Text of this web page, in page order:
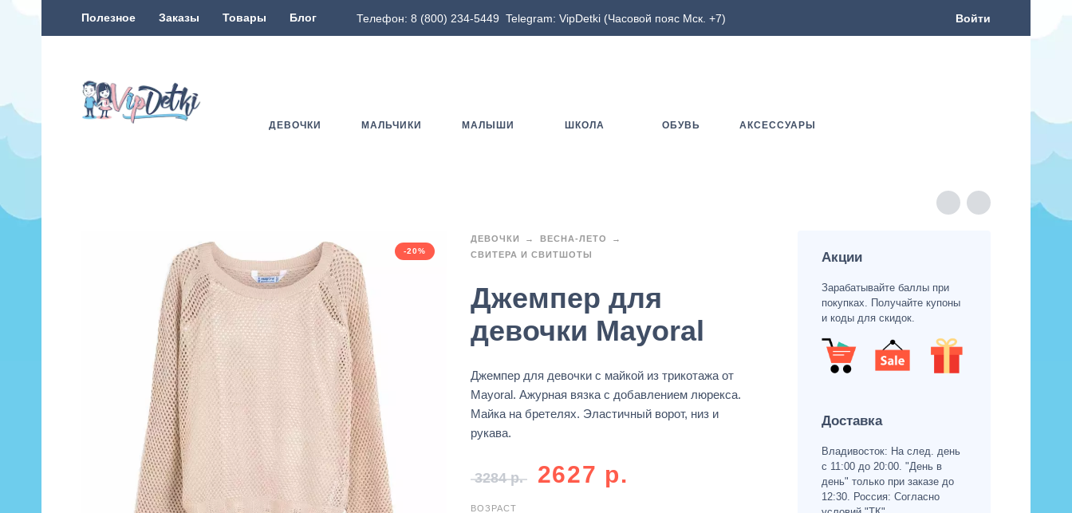
Полезное Заказы Товары Блог Телефон: 8 (800) 234-5449 Telegram: VipDetki (Часовой пояс Мск. +7) Войти
ДЕВОЧКИ МАЛЬЧИКИ МАЛЫШИ ШКОЛА ОБУВЬ АКСЕССУАРЫ
-20%
ДЕВОЧКИ
ВЕСНА-ЛЕТО
СВИТЕРА И СВИТШОТЫ
Джемпер для
девочки Mayoral
Джемпер для девочки с майкой из трикотажа от
Mayoral. Ажурная вязка с добавлением люрекса.
Майка на бретелях. Эластичный ворот, низ и
рукава.
3284р. 2627 р.
ВОЗРАСТ
Акции
Зарабатывайте баллы при
покупках. Получайте купоны
и коды для скидок.
Доставка
Владивосток: На след. день
с 11:00 до 20:00. "День в
день" только при заказе до
12:30. Россия: Согласно